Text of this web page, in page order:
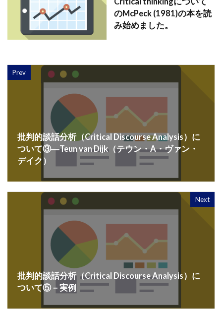
のMcPeck (1981)の本を読
み始めました。
Prev
批判的談話分析（Critical Discourse Analysis）に
ついて③―Teun van Dijk（テウン・A・ヴァン・
デイク）
Next
批判的談話分析（Critical Discourse Analysis）に
ついて⑤－実例